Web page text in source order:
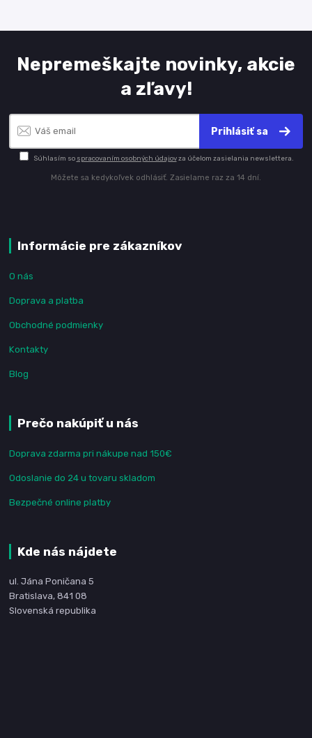
Nepremeškajte novinky, akcie
a zľavy!
Prihlásiť sa
Súhlasím so spracovaním osobných údajovza účelom zasielania newslettera.
Môžete sa kedykoľvek odhlásiť. Zasielame raz za 14 dní.
Informácie pre zákazníkov
O nás
Doprava a platba
Obchodné podmienky
Kontakty
Blog
Prečo nakúpiť u nás
Doprava zdarma pri nákupe nad 150€
Odoslanie do 24 u tovaru skladom
Bezpečné online platby
Kde nás nájdete
ul. Jána Poničana 5
Bratislava, 841 08
Slovenská republika